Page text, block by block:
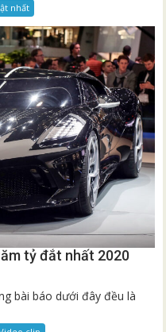
nhất
tỷ đắt nhất 2020
bài báo dưới đây đều là